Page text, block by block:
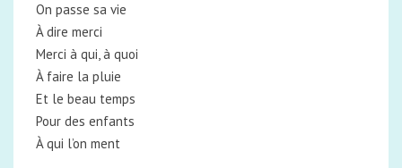
On passe sa vie
À dire merci
Merci à qui, à quoi
À faire la pluie
Et le beau temps
Pour des enfants
À qui l’on ment